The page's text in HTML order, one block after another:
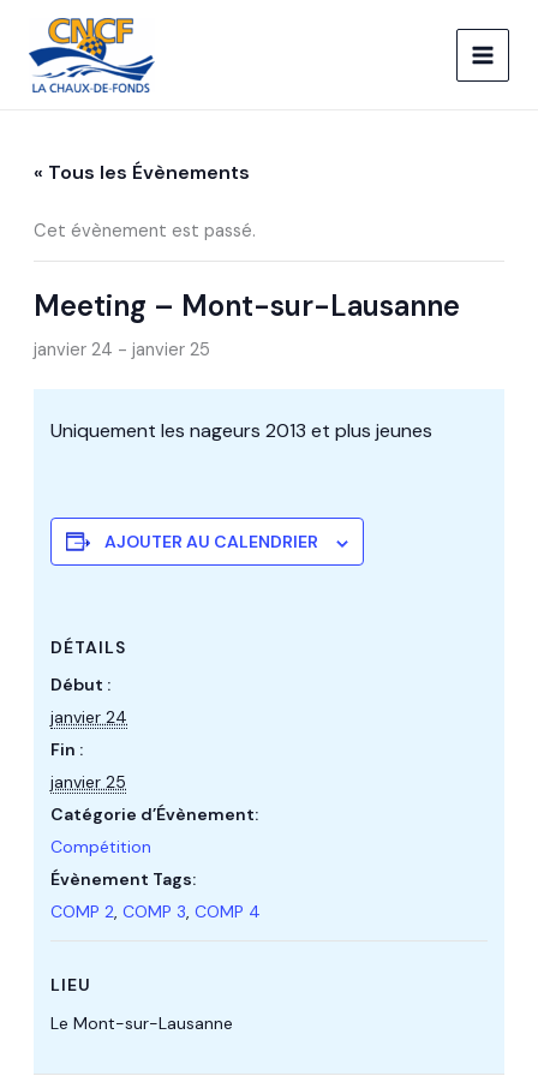
contenu
« Tous les Évènements
Cet évènement est passé.
Meeting – Mont-sur-Lausanne
janvier 24 - janvier 25
Uniquement les nageurs 2013 et plus jeunes
AJOUTER AU CALENDRIER
DÉTAILS
Début :
janvier 24
Fin :
janvier 25
Catégorie d’Évènement:
Compétition
Évènement Tags:
COMP 2,COMP 3,COMP 4
LIEU
Le Mont-sur-Lausanne